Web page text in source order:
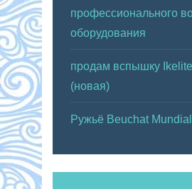
профессионального
оборудования
продам вспышку
(новая)
Ружьё Beuchat